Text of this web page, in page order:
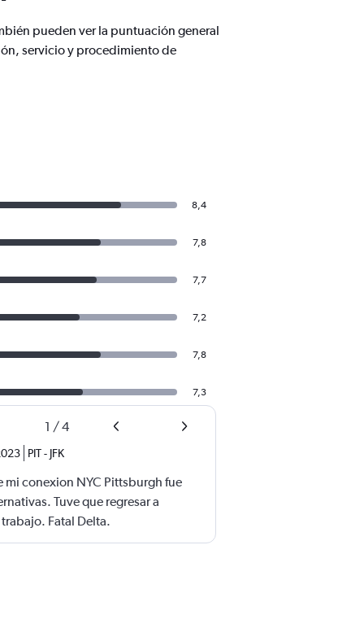
pueden ver la puntuación general
servicio y procedimiento de
8,4
7,8
7,7
7,2
7,8
7,3
1 /4
PIT- JFK
conexion NYC Pittsburgh fue
Tuve que regresar a
Fatal Delta.